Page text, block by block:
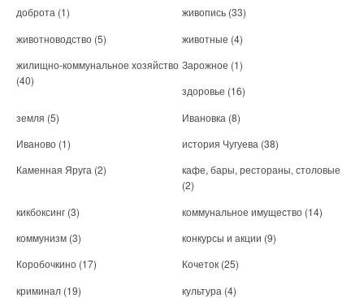
доброта (1) живопись (33)
животноводство (5) животные (4)
жилищно-коммунальное хозяйство
(40)
Зарожное (1)
здоровье (16)
земля (5) Ивановка (8)
Иваново (1) история Чугуева (38)
Каменная Яруга (2)
кафе, бары, рестораны, столовые
(2)
кикбоксинг (3) коммунальное имущество (14)
коммунизм (3) конкурсы и акции (9)
Коробочкино (17) Кочеток (25)
криминал (19) культура (4)